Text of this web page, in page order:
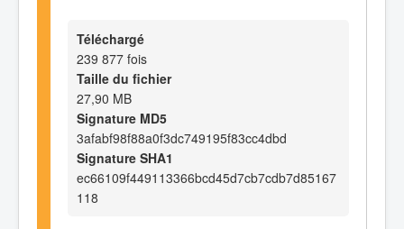
Téléchargé
239 877 fois
Taille du fichier
27,90 MB
Signature MD5
3afabf98f88a0f3dc749195f83cc4dbd
Signature SHA1
ec66109f449113366bcd45d7cb7cdb7d85167
118